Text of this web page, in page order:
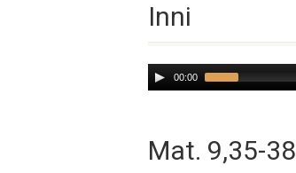
Inni
Audio
Player
00:00
Mat. 9,35-38